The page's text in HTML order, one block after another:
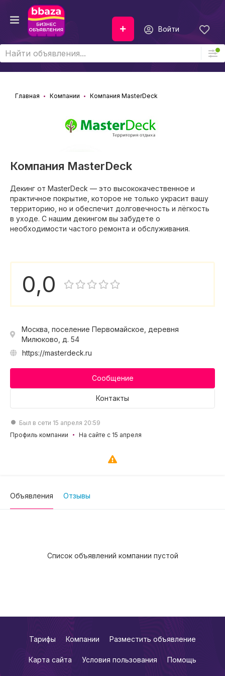
Войти
Главная Компании Компания MasterDeck
Компания MasterDeck
Декинг от MasterDeck — это высококачественное и
практичное покрытие, которое не только украсит вашу
территорию, но и обеспечит долговечность и лёгкость
в уходе. С нашим декингом вы забудете о
необходимости частого ремонта и обслуживания.
0,0
Москва, поселение Первомайское, деревня
Милюково, д. 54
https://masterdeck.ru
Сообщение
Контакты
Был в сети 15 апреля 20:59
Профиль компании
На сайте с 15 апреля
Объявления Отзывы
Список объявлений компании пустой
Тарифы Компании Разместить объявление
Карта сайта Условия пользования Помощь